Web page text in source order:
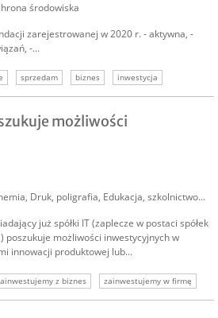
środowiska
zarejestrowanej w 2020 r. - aktywna, -
-...
sprzedam biznes inwestycja
możliwości
, Druk, poligrafia, Edukacja, szkolnictwo...
już spółki IT (zaplecze w postaci spółek
możliwości inwestycyjnych w
innowacji produktowej lub...
z biznes
zainwestujemy w firmę
angel zainwestuje